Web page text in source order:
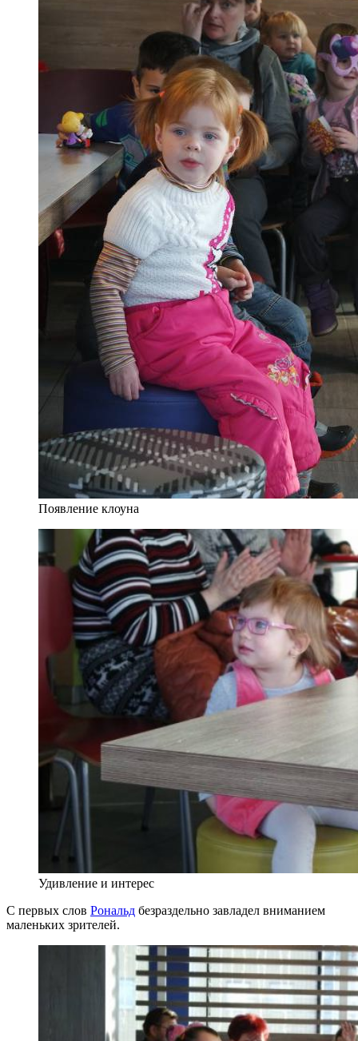
Появление клоуна
Удивление и интерес
С первых слов Рональд безраздельно завладел вниманием
маленьких зрителей.